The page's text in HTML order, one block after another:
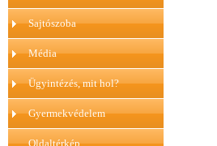
Sajtószoba
Média
Ügyintézés, mit hol?
Gyermekvédelem
Oldaltérkép